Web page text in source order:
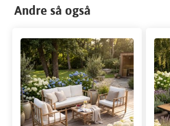
Andre så også